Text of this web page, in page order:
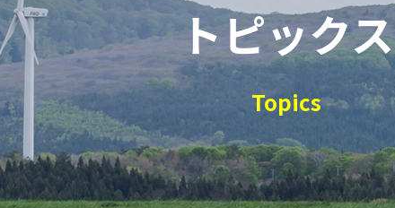
トピックス
Topics